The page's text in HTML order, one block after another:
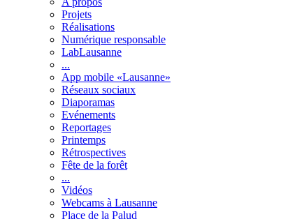
Projets
Réalisations
Numérique responsable
LabLausanne
...
App mobile «Lausanne»
Réseaux sociaux
Diaporamas
Evénements
Reportages
Printemps
Rétrospectives
Fête de la forêt
...
Vidéos
Webcams à Lausanne
Place de la Palud